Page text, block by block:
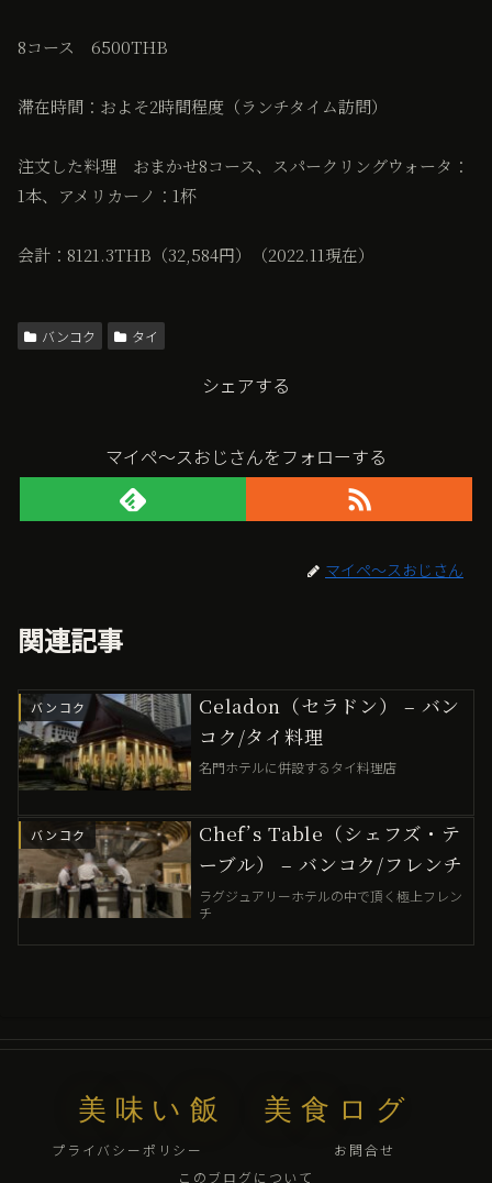
8コース 6500THB
滞在時間：およそ2時間程度（ランチタイム訪問）
注文した料理 おまかせ8コース、スパークリングウォータ：
1本、アメリカーノ：1杯
会計：8121.3THB（32,584円）（2022.11現在）
バンコク タイ
シェアする
マイペ〜スおじさんをフォローする
マイペ〜スおじさん
関連記事
バンコク
Celadon（セラドン） – バン
コク/タイ料理
名門ホテルに併設するタイ料理店
バンコク
Chef’s Table（シェフズ・テ
ーブル） – バンコク/フレンチ
ラグジュアリーホテルの中で頂く極上フレン
チ
美味い飯 美食ログ
プライバシーポリシー
お問合せ
このブログについて